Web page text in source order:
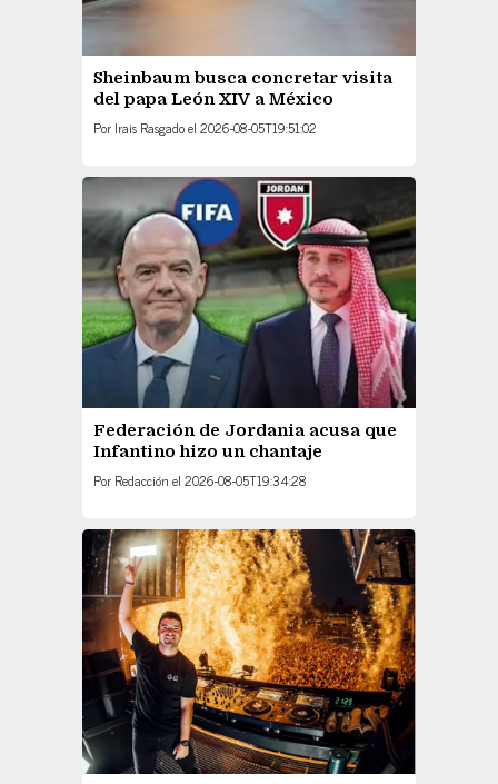
Sheinbaum busca concretar visita
del papa León XIV a México
Por Irais Rasgadoel 2026-08-05T19:51:02
Federación de Jordania acusa que
Infantino hizo un chantaje
Por Redacción el 2026-08-05T19:34:28